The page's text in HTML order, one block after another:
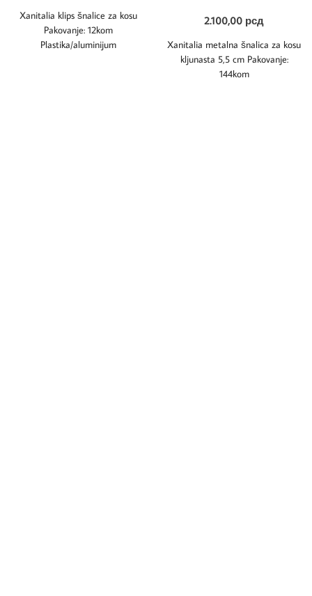
Xanitalia klips šnalice za kosu
Pakovanje: 12kom
Plastika/aluminijum
2.100,00 рсд
Xanitalia metalna šnalica za kosu
kljunasta 5,5 cm Pakovanje:
144kom